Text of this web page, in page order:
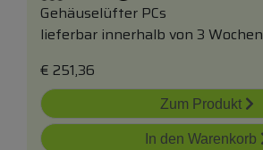
Gehäuselüfter PCs
lieferbar innerhalb von 3 Wochen
€ 251,36
Zum Produkt
In den Warenkorb